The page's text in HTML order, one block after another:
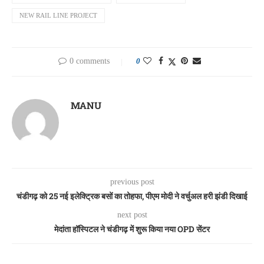
NEW RAIL LINE PROJECT
0 comments 0
MANU
previous post
चंडीगढ़ को 25 नई इलेक्ट्रिक बसों का तोहफा, पीएम मोदी ने वर्चुअल हरी झंडी दिखाई
next post
मेदांता हॉस्पिटल ने चंडीगढ़ में शुरू किया नया OPD सेंटर